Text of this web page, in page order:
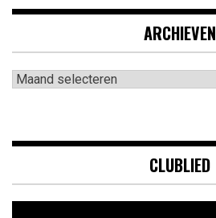
ARCHIEVEN
Archieven
CLUBLIED